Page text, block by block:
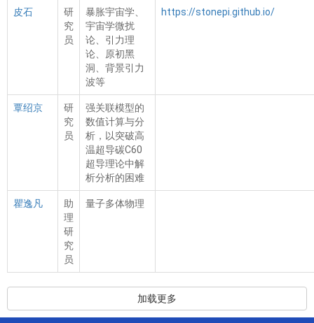
皮石
研
究
员
暴胀宇宙学、
宇宙学微扰
论、引力理
论、原初黑
洞、背景引力
波等
https://stonepi.github.io/
覃绍京
研
究
员
强关联模型的
数值计算与分
析，以突破高
温超导碳C60
超导理论中解
析分析的困难
瞿逸凡
助
理
研
究
员
量子多体物理
加载更多